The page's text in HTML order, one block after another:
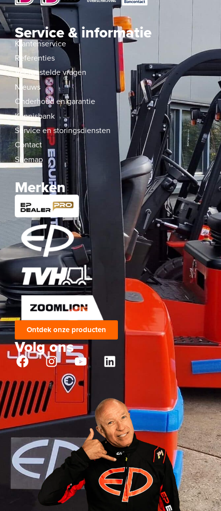
Service & informatie
Klantenservice
Referenties
Veelgestelde vragen
Nieuws
Onderhoud en garantie
Kennisbank
Service en storingsdiensten
Contact
Sitemap
Merken
Ontdek onze producten
Volg ons